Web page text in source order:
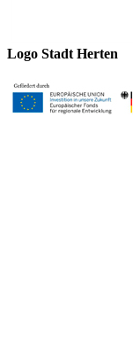
Logo Stadt Herten